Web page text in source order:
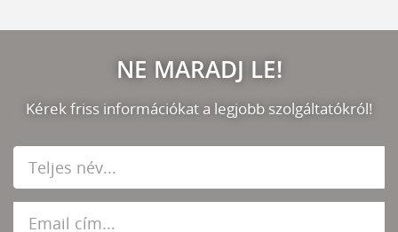
NE MARADJ LE!
Kérek friss információkat a legjobb szolgáltatókról!